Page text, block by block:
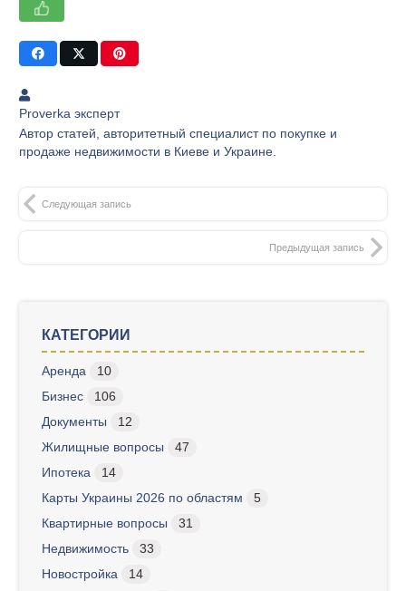
Proverka эксперт
Автор статей, авторитетный специалист по покупке и
продаже недвижимости в Киеве и Украине.
Следующая запись
Предыдущая запись
КАТЕГОРИИ
Аренда
10
Бизнес
106
Документы
12
Жилищные вопросы
47
Ипотека
14
Карты Украины 2026 по областям
5
Квартирные вопросы
31
Недвижимость
33
Новостройка
14